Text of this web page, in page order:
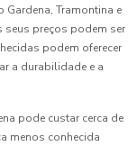
Tramontina e
seus preços podem ser
podem oferecer
a durabilidade e a
pode custar cerca de
menos conhecida